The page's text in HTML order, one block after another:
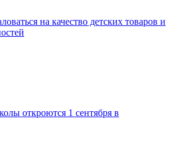
на качество детских товаров и
откроются 1 сентября в